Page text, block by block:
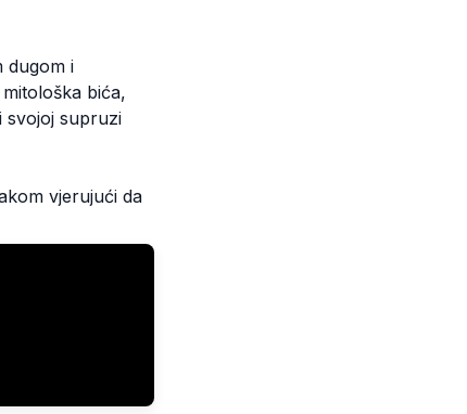
dugom i
bića,
svojoj supruzi
vjerujući da